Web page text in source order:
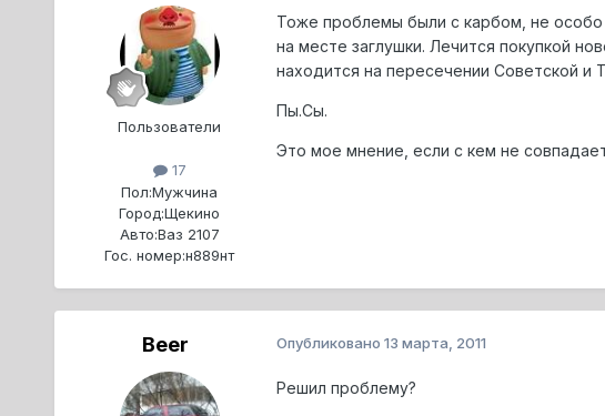
Пользователи
17
Пол:Мужчина
Город:Щекино
Авто:Ваз 2107
Гос. номер:н889нт
Тоже проблемы были с карбом, не особо
на месте заглушки. Лечится покупкой
находится на пересечении Советской
Пы.Сы.
Это мое мнение, если с кем не
Beer Опубликовано 13 марта, 2011
Решил проблему?